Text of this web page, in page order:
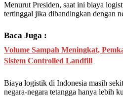
Menurut Presiden, saat ini biaya
tertinggal jika dibandingkan dengan
Baca Juga :
Volume Sampah Meningkat,
Sistem Controlled Landfill
Biaya logistik di Indonesia masih
negara-negara tetangga hanya lebih